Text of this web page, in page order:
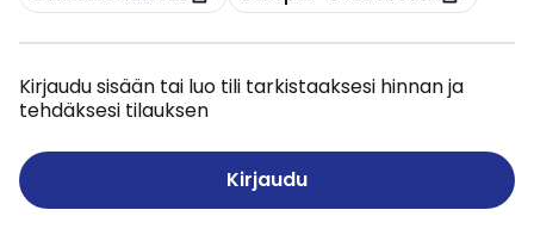
Kirjaudu sisään tai luo tili tarkistaaksesi hinnan ja
tehdäksesi tilauksen
Kirjaudu